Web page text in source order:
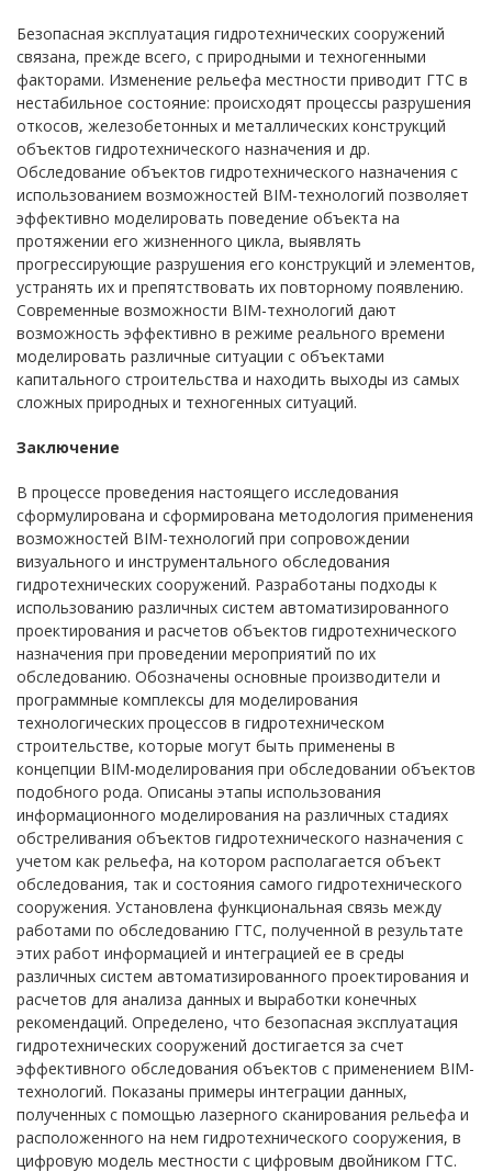
Безопасная эксплуатация гидротехнических сооружений
связана, прежде всего, с природными и техногенными
факторами. Изменение рельефа местности приводит ГТС в
нестабильное состояние: происходят процессы разрушения
откосов, железобетонных и металлических конструкций
объектов гидротехнического назначения и др.
Обследование объектов гидротехнического назначения с
использованием возможностей BIM-технологий позволяет
эффективно моделировать поведение объекта на
протяжении его жизненного цикла, выявлять
прогрессирующие разрушения его конструкций и элементов,
устранять их и препятствовать их повторному появлению.
Современные возможности BIM-технологий дают
возможность эффективно в режиме реального времени
моделировать различные ситуации с объектами
капитального строительства и находить выходы из самых
сложных природных и техногенных ситуаций.
Заключение
В процессе проведения настоящего исследования
сформулирована и сформирована методология применения
возможностей BIM-технологий при сопровождении
визуального и инструментального обследования
гидротехнических сооружений. Разработаны подходы к
использованию различных систем автоматизированного
проектирования и расчетов объектов гидротехнического
назначения при проведении мероприятий по их
обследованию. Обозначены основные производители и
программные комплексы для моделирования
технологических процессов в гидротехническом
строительстве, которые могут быть применены в
концепции BIM-моделирования при обследовании объектов
подобного рода. Описаны этапы использования
информационного моделирования на различных стадиях
обстреливания объектов гидротехнического назначения с
учетом как рельефа, на котором располагается объект
обследования, так и состояния самого гидротехнического
сооружения. Установлена функциональная связь между
работами по обследованию ГТС, полученной в результате
этих работ информацией и интеграцией ее в среды
различных систем автоматизированного проектирования и
расчетов для анализа данных и выработки конечных
рекомендаций. Определено, что безопасная эксплуатация
гидротехнических сооружений достигается за счет
эффективного обследования объектов с применением BIM-
технологий. Показаны примеры интеграции данных,
полученных с помощью лазерного сканирования рельефа и
расположенного на нем гидротехнического сооружения, в
цифровую модель местности с цифровым двойником ГТС.